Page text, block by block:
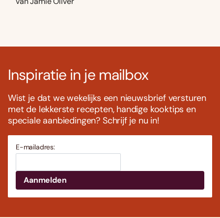
Inspiratie in je mailbox
Wist je dat we wekelijks een nieuwsbrief versturen
met de lekkerste recepten, handige kooktips en
speciale aanbiedingen? Schrijf je nu in!
E-mailadres: